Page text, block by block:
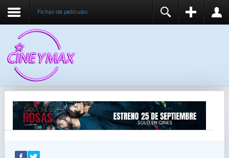
Fichas de peliculas
RECUÉRDEME
IDENTIFICARSE
REGISTER